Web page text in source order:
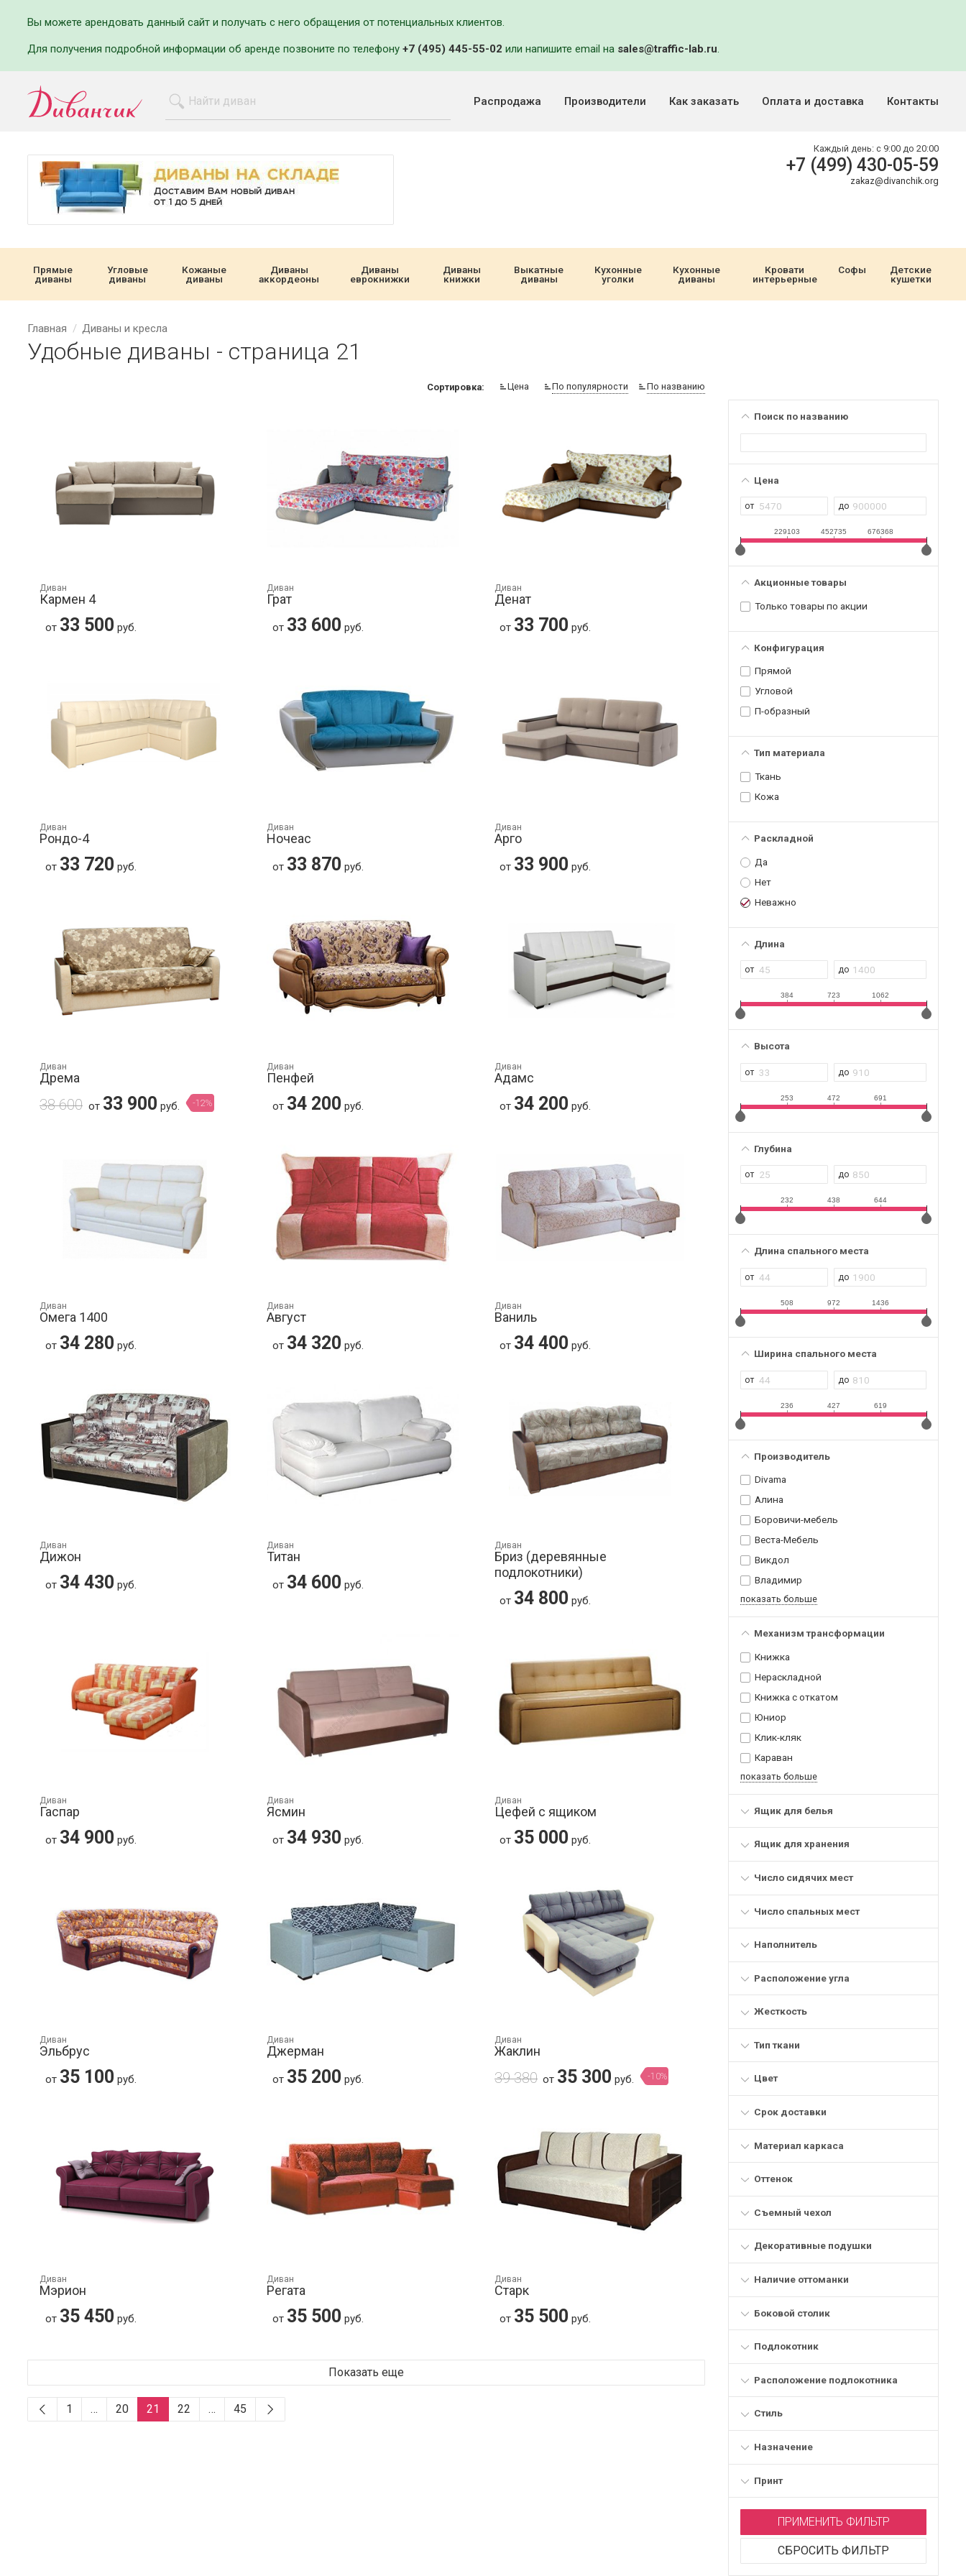
Вы можете арендовать данный сайт и получать с него обращения от потенциальных клиентов.
Для получения подробной информации об аренде позвоните по телефону +7 (495) 445-55-02 или напишите email на sales@traffic-lab.ru.
Распродажа Производители Как заказать Оплата и доставка Контакты
Каждый день: с 9:00 до 20:00
+7 (499) 430-05-59
zakaz@divanchik.org
Прямые
диваны
Угловые
диваны
Кожаные
диваны
Диваны
аккордеоны
Диваны
еврокнижки
Диваны
книжки
Выкатные
диваны
Кухонные
уголки
Кухонные
диваны
Кровати
интерьерные
Софы
Детские
кушетки
Главная Диваны и кресла
Удобные диваны - страница 21
Поиск по названию
Цена
229103 452735 676368
Акционные товары
Только товары по акции
Конфигурация
Прямой
Угловой
П-образный
Тип материала
Ткань
Кожа
Раскладной
Да
Нет
Неважно
Длина
384 723 1062
Высота
253 472 691
Глубина
232 438 644
Длина спального места
508 972 1436
Ширина спального места
236 427 619
Производитель
Divama
Алина
Боровичи-мебель
Веста-Мебель
Викдол
Владимир
показать больше
Механизм трансформации
Книжка
Нераскладной
Книжка с откатом
Юниор
Клик-кляк
Караван
показать больше
Ящик для белья
Ящик для хранения
Число сидячих мест
Число спальных мест
Наполнитель
Расположение угла
Жесткость
Тип ткани
Цвет
Срок доставки
Материал каркаса
Оттенок
Съемный чехол
Декоративные подушки
Наличие оттоманки
Боковой столик
Подлокотник
Расположение подлокотника
Стиль
Назначение
Принт
ПРИМЕНИТЬ ФИЛЬТР
СБРОСИТЬ ФИЛЬТР
Сортировка: Цена По популярности По названию
Диван
Кармен 4
от 33 500 руб.
Диван
Грат
от 33 600 руб.
Диван
Денат
от 33 700 руб.
Диван
Рондо-4
от 33 720 руб.
Диван
Ночеас
от 33 870 руб.
Диван
Арго
от 33 900 руб.
Диван
Дрема
38 600 от 33 900 руб. -12%
Диван
Пенфей
от 34 200 руб.
Диван
Адамс
от 34 200 руб.
Диван
Омега 1400
от 34 280 руб.
Диван
Август
от 34 320 руб.
Диван
Ваниль
от 34 400 руб.
Диван
Дижон
от 34 430 руб.
Диван
Титан
от 34 600 руб.
Диван
Бриз (деревянные
подлокотники)
от 34 800 руб.
Диван
Гаспар
от 34 900 руб.
Диван
Ясмин
от 34 930 руб.
Диван
Цефей с ящиком
от 35 000 руб.
Диван
Эльбрус
от 35 100 руб.
Диван
Джерман
от 35 200 руб.
Диван
Жаклин
39 380 от 35 300 руб. -10%
Диван
Мэрион
от 35 450 руб.
Диван
Регата
от 35 500 руб.
Диван
Старк
от 35 500 руб.
Показать еще
1 … 20 21 22 … 45